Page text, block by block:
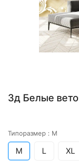
3д Белые
Типоразмер : M
M L XL